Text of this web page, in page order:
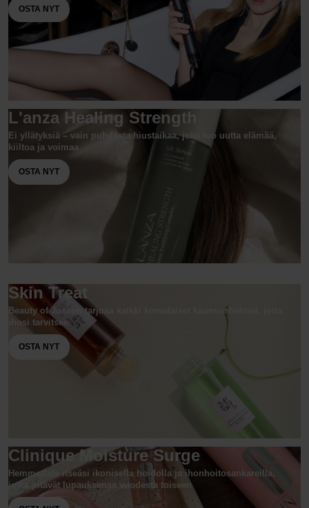
OSTA NYT
L'anza Healing Strength
Ei yllätyksiä – vain puhdasta hiustaikaa, joka tuo uutta elämää,
kiiltoa ja voimaa
OSTA NYT
Skin Treat
Beauty of Joseon tarjoaa kaikki korealaiset kauneushelmet, joita
ihosi tarvitsee
OSTA NYT
Clinique Moisture Surge
Hemmottele itseäsi ikonisella hoidolla ja ihonhoitosankareilla,
jotka pitävät lupauksensa vuodesta toiseen